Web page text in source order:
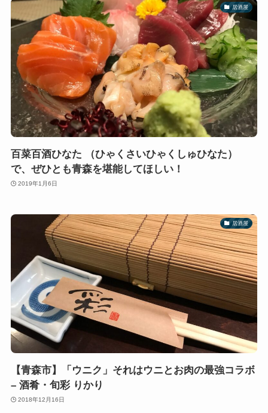
居酒屋
百菜百酒ひなた （ひゃくさいひゃくしゅひなた）
で、ぜひとも青森を堪能してほしい！
2019年1月6日
居酒屋
【青森市】「ウニク」それはウニとお肉の最強コラボ
– 酒肴・旬彩 りかり
2018年12月16日